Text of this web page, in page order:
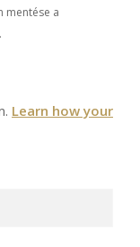
mentése a
Learn how your